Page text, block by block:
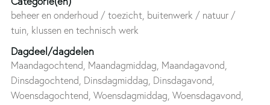
beheer en onderhoud / toezicht, buitenwerk / natuur /
tuin, klussen en technisch werk
Dagdeel/dagdelen
Maandagochtend, Maandagmiddag, Maandagavond,
Dinsdagochtend, Dinsdagmiddag, Dinsdagavond,
Woensdagochtend, Woensdagmiddag, Woensdagavond,